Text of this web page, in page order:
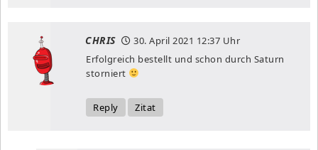
CHRIS 30. April 2021 12:37 Uhr
Erfolgreich bestellt und schon durch Saturn
storniert
Reply Zitat